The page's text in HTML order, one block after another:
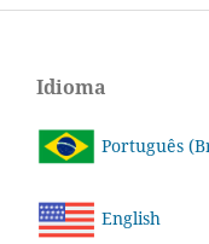
Idioma
Português
English